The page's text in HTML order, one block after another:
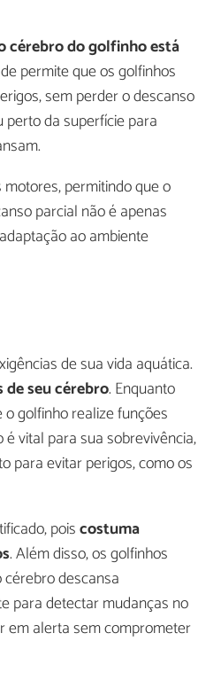
cérebro do golfinho está
permite que os golfinhos
sem perder o descanso
da superfície para
permitindo que o
parcial não é apenas
ao ambiente
de sua vida aquática.
seu cérebro. Enquanto
golfinho realize funções
vital para sua sobrevivência,
para evitar perigos, como os
poiscostuma
. Além disso, os golfinhos
descansa
para detectar mudanças no
em alerta sem comprometer